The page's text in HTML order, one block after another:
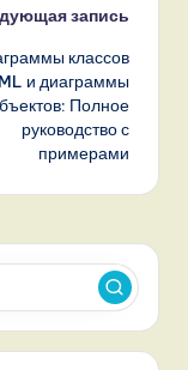
запись
классов
и диаграммы
Полное
руководство с
примерами